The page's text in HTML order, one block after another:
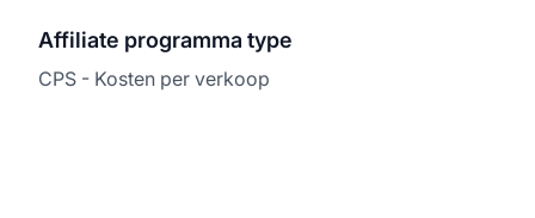
Affiliate programma type
CPS - Kosten per verkoop